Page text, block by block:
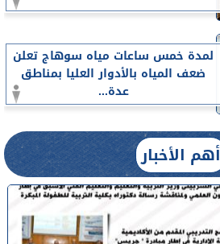
لمدة خمس ساعات مياه سوهاج تعلن
ضعف المياه بالأدوار العليا بمناطق
عدة...
أهم الأخبار